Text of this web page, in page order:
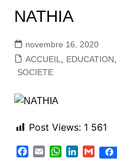
NATHIA
novembre 16, 2020
ACCUEIL
EDUCATION
SOCIETE
Post Views: 1 561
W
G